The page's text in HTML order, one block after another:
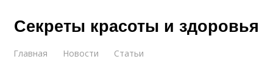
Секреты красоты и здоровья
Главная Новости Статьи